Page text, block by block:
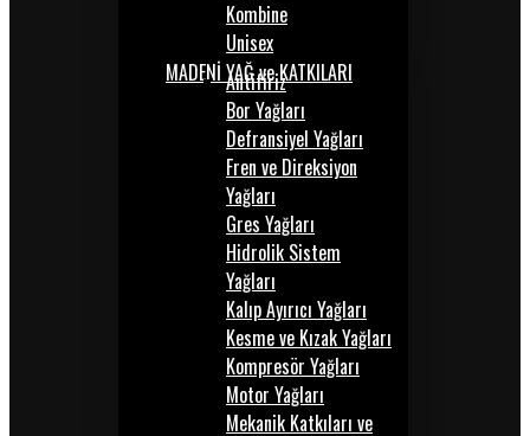
Kombine
Unisex
MADENİ YAĞ ve KATKILARI
Antifiriz
Bor Yağları
Defransiyel Yağları
Fren ve Direksiyon
Yağları
Gres Yağları
Hidrolik Sistem
Yağları
Kalıp Ayırıcı Yağları
Kesme ve Kızak Yağları
Kompresör Yağları
Motor Yağları
Mekanik Katkıları ve